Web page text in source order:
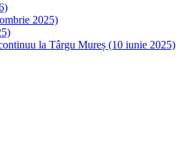
2025)
la Târgu Mureș (10 iunie 2025)